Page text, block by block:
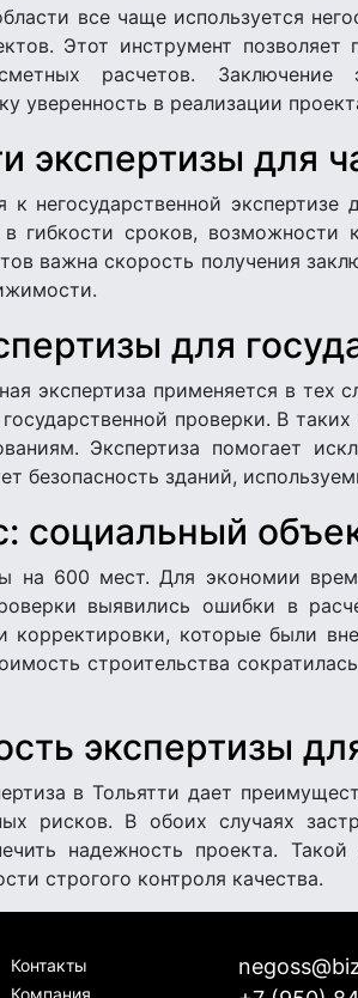
все чаще используется
Этот инструмент
расчетов. Заключение
в реализации
экспертизы для
негосударственной
гибкости сроков, возможности
важна скорость получения
для
экспертиза применяется в тех
проверки. В
Экспертиза помогает
безопасность зданий,
социальный
на 600 мест. Для экономии
выявились ошибки в
которые были
строительства
экспертизы
в Тольятти дает
рисков. В обоих случаях
надежность проекта.
строгого контроля качества.
Контакты
Компания